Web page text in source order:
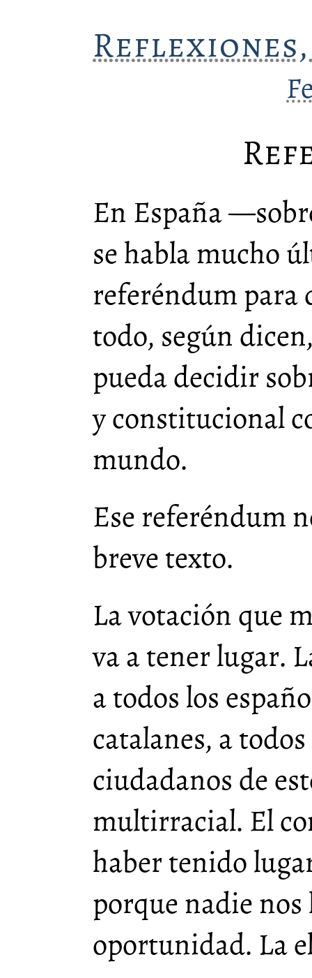
En España
se habla mucho
referéndum para
todo, según
pueda decidir
y constitucional
mundo.
Ese referéndum
breve texto.
La votación que
va a tener lugar.
a todos los
catalanes, a
ciudadanos de
multirracial. El
haber tenido
porque nadie nos
oportunidad. La